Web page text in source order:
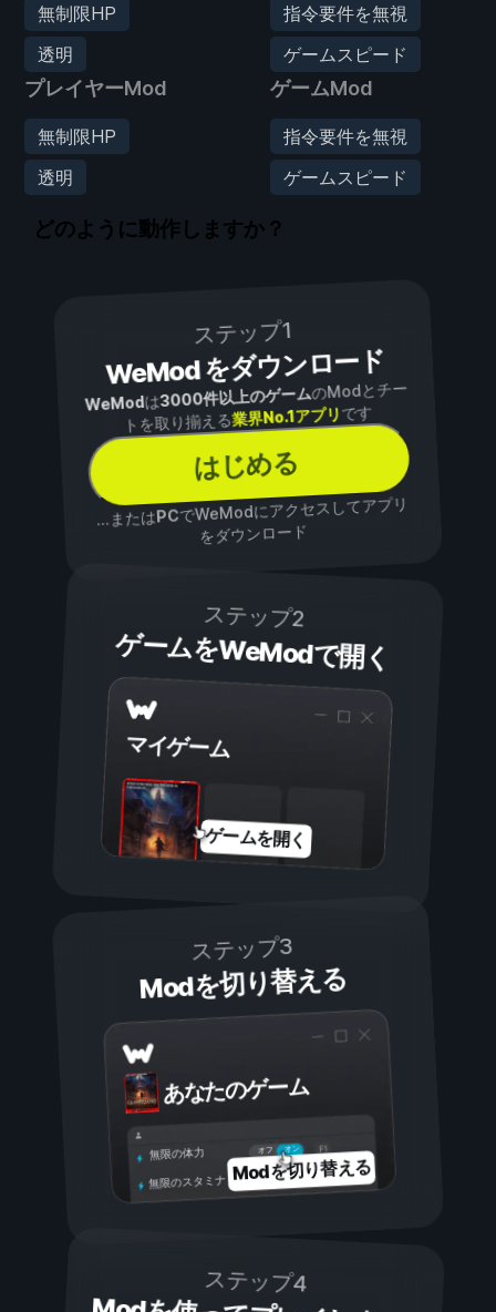
無制限HP
透明
指令要件を無視
ゲームスピード
プレイヤーMod
無制限HP
透明
ゲームMod
指令要件を無視
ゲームスピード
どのように動作しますか？
ステップ1
WeMod をダウンロード
WeModは3000件以上のゲームのModとチー
トを取り揃える業界No.1アプリです
はじめる
...またはPCでWeModにアクセスしてアプリ
をダウンロード
ステップ2
ゲームをWeModで開く
マイゲーム
ゲームを開く
ステップ3
Modを切り替える
あなたのゲーム
オン
オフ
無限の体力
無限のスタミナ Modを切り替える
ステップ4